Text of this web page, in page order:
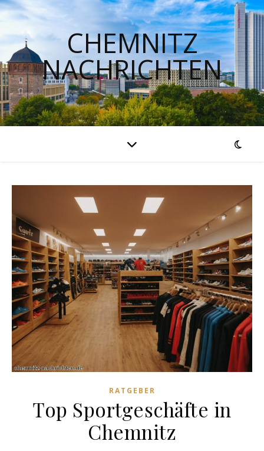
CHEMNITZ
NACHRICHTEN
RATGEBER
Top Sportgeschäfte in
Chemnitz